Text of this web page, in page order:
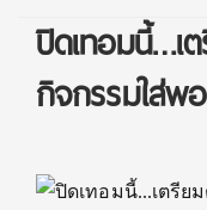
ปิดเทอมนี้…เ
กิจกรรมใส่พ